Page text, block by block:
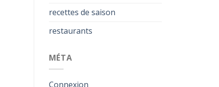
recettes de saison
restaurants
MÉTA
Connexion